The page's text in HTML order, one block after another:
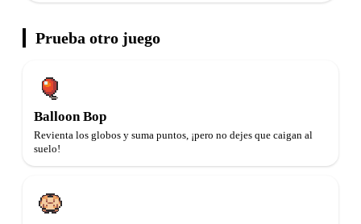
Prueba otro juego
Balloon Bop
Revienta los globos y suma puntos, ¡pero no dejes que caigan al
suelo!